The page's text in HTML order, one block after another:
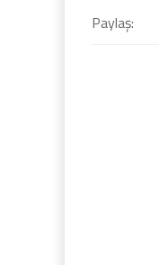
Paylaş: